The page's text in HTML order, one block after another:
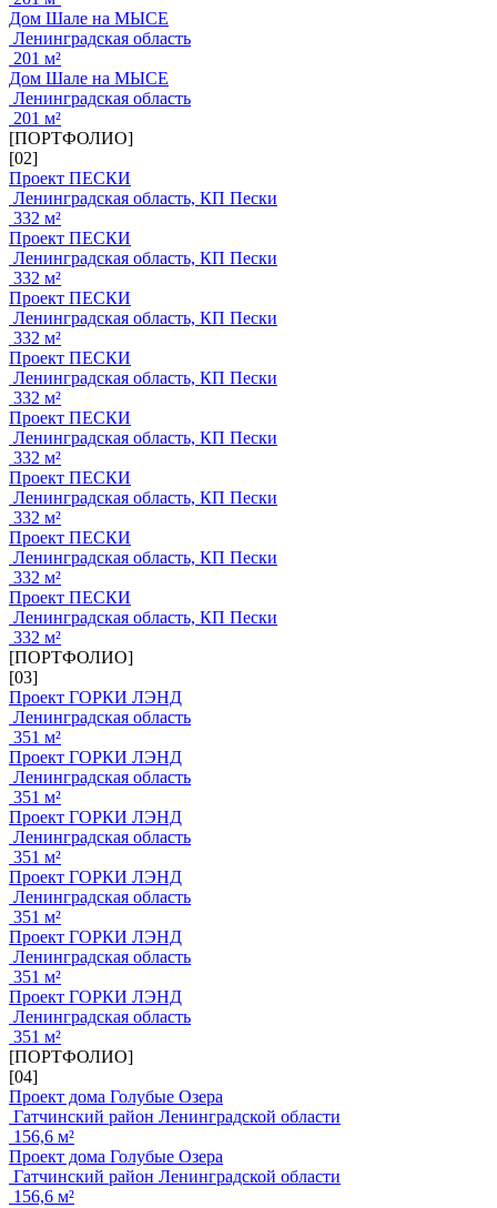
Дом Шале на МЫСЕ
Ленинградская область
201 м²
Дом Шале на МЫСЕ
Ленинградская область
201 м²
[ПОРТФОЛИО]
[02]
Проект ПЕСКИ
Ленинградская область, КП Пески
332 м²
Проект ПЕСКИ
Ленинградская область, КП Пески
332 м²
Проект ПЕСКИ
Ленинградская область, КП Пески
332 м²
Проект ПЕСКИ
Ленинградская область, КП Пески
332 м²
Проект ПЕСКИ
Ленинградская область, КП Пески
332 м²
Проект ПЕСКИ
Ленинградская область, КП Пески
332 м²
Проект ПЕСКИ
Ленинградская область, КП Пески
332 м²
Проект ПЕСКИ
Ленинградская область, КП Пески
332 м²
[ПОРТФОЛИО]
[03]
Проект ГОРКИ ЛЭНД
Ленинградская область
351 м²
Проект ГОРКИ ЛЭНД
Ленинградская область
351 м²
Проект ГОРКИ ЛЭНД
Ленинградская область
351 м²
Проект ГОРКИ ЛЭНД
Ленинградская область
351 м²
Проект ГОРКИ ЛЭНД
Ленинградская область
351 м²
Проект ГОРКИ ЛЭНД
Ленинградская область
351 м²
[ПОРТФОЛИО]
[04]
Проект дома Голубые Озера
Гатчинский район Ленинградской области
156,6 м²
Проект дома Голубые Озера
Гатчинский район Ленинградской области
156,6 м²